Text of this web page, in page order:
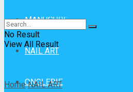
MANUCURE
NAIL ART
ONGLERIE
No Result
View All Result
Home NAIL ART